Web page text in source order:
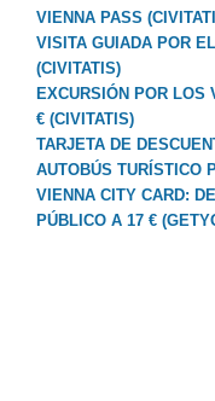
VIENNA PASS
VISITA GUIADA POR
(CIVITATIS)
EXCURSIÓN POR LOS
€ (CIVITATIS)
TARJETA DE
AUTOBÚS TURÍSTICO
VIENNA CITY CARD:
PÚBLICO A 17 €